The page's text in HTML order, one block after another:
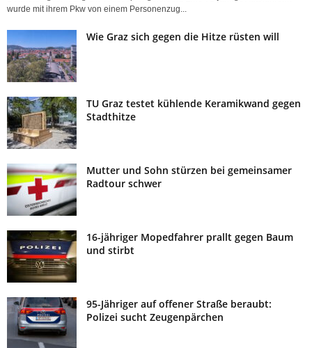
wurde mit ihrem Pkw von einem Personenzug...
Wie Graz sich gegen die Hitze rüsten will
TU Graz testet kühlende Keramikwand gegen
Stadthitze
Mutter und Sohn stürzen bei gemeinsamer
Radtour schwer
16-jähriger Mopedfahrer prallt gegen Baum
und stirbt
95-Jähriger auf offener Straße beraubt:
Polizei sucht Zeugenpärchen